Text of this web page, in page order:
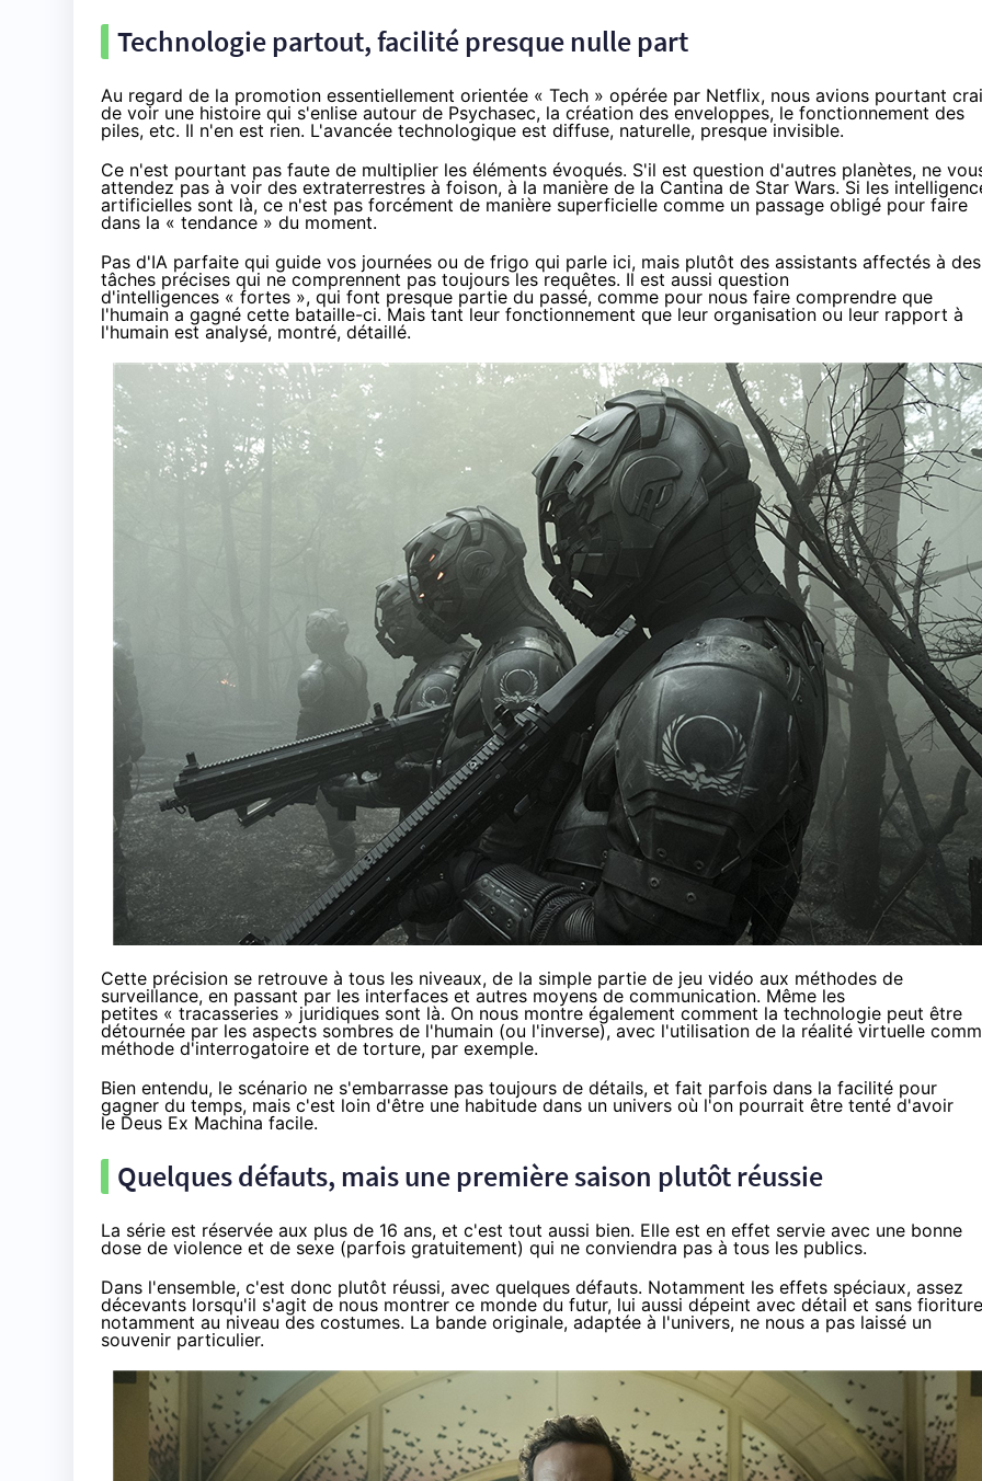
Technologie partout, facilité presque nulle part
Au regard de la promotion essentiellement orientée « Tech » opérée par Netflix, nous avions pourtant
de voir une histoire qui s'enlise autour de Psychasec, la création des enveloppes, le fonctionnement des
piles, etc. Il n'en est rien. L'avancée technologique est diffuse, naturelle, presque invisible.
Ce n'est pourtant pas faute de multiplier les éléments évoqués. S'il est question d'autres planètes, ne
attendez pas à voir des extraterrestres à foison, à la manière de la Cantina de Star Wars. Si les
artificielles sont là, ce n'est pas forcément de manière superficielle comme un passage obligé pour faire
dans la « tendance » du moment.
Pas d'IA parfaite qui guide vos journées ou de frigo qui parle ici, mais plutôt des assistants affectés à des
tâches précises qui ne comprennent pas toujours les requêtes. Il est aussi question
d'intelligences « fortes », qui font presque partie du passé, comme pour nous faire comprendre que
l'humain a gagné cette bataille-ci. Mais tant leur fonctionnement que leur organisation ou leur rapport à
l'humain est analysé, montré, détaillé.
Cette précision se retrouve à tous les niveaux, de la simple partie de jeu vidéo aux méthodes de
surveillance, en passant par les interfaces et autres moyens de communication. Même les
petites « tracasseries » juridiques sont là. On nous montre également comment la technologie peut être
détournée par les aspects sombres de l'humain (ou l'inverse), avec l'utilisation de la réalité virtuelle
méthode d'interrogatoire et de torture, par exemple.
Bien entendu, le scénario ne s'embarrasse pas toujours de détails, et fait parfois dans la facilité pour
gagner du temps, mais c'est loin d'être une habitude dans un univers où l'on pourrait être tenté d'avoir
le Deus Ex Machina facile.
Quelques défauts, mais une première saison plutôt réussie
La série est réservée aux plus de 16 ans, et c'est tout aussi bien. Elle est en effet servie avec une bonne
dose de violence et de sexe (parfois gratuitement) qui ne conviendra pas à tous les publics.
Dans l'ensemble, c'est donc plutôt réussi, avec quelques défauts. Notamment les effets spéciaux, assez
décevants lorsqu'il s'agit de nous montrer ce monde du futur, lui aussi dépeint avec détail et sans
notamment au niveau des costumes. La bande originale, adaptée à l'univers, ne nous a pas laissé un
souvenir particulier.